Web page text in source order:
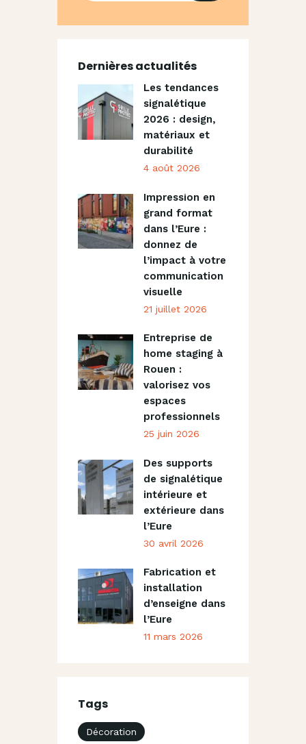
Dernières actualités
Les tendances
signalétique
2026 : design,
matériaux et
durabilité
4 août 2026
Impression en
grand format
dans l’Eure :
donnez de
l’impact à votre
communication
visuelle
21 juillet 2026
Entreprise de
home staging à
Rouen :
valorisez vos
espaces
professionnels
25 juin 2026
Des supports
de signalétique
intérieure et
extérieure dans
l’Eure
30 avril 2026
Fabrication et
installation
d’enseigne dans
l’Eure
11 mars 2026
Tags
Décoration